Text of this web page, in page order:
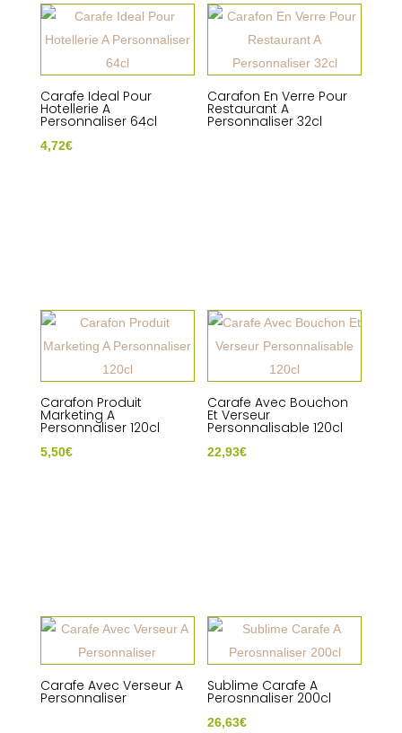
Carafe Ideal Pour
Hotellerie A
Personnaliser 64cl
4,72€
Carafon En Verre Pour
Restaurant A
Personnaliser 32cl
Carafon Produit
Marketing A
Personnaliser 120cl
5,50€
Carafe Avec Bouchon
Et Verseur
Personnalisable 120cl
22,93€
Carafe Avec Verseur A
Personnaliser
Sublime Carafe A
Perosnnaliser 200cl
26,63€